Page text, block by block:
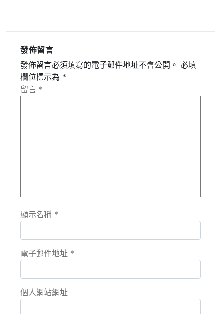
發佈留言
發佈留言必須填寫的電子郵件地址不會公開。 必填
欄位標示為 *
留言 *
顯示名稱 *
電子郵件地址 *
個人網站網址